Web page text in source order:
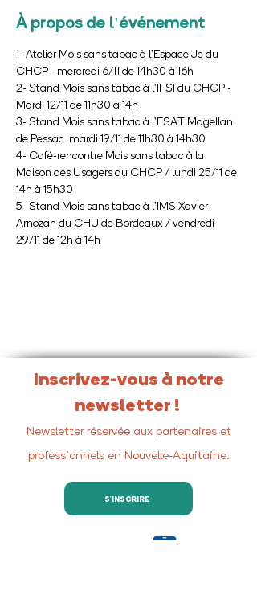
À propos de l'événement
1- Atelier Mois sans tabac à l'Espace Je du
CHCP - mercredi 6/11 de 14h30 à 16h
2- Stand Mois sans tabac à l'IFSI du CHCP -
Mardi 12/11 de 11h30 à 14h
3- Stand Mois sans tabac à l'ESAT Magellan
de Pessac  mardi 19/11 de 11h30 à 14h30
4- Café-rencontre Mois sans tabac à la
Maison des Usagers du CHCP / lundi 25/11 de
14h à 15h30
5- Stand Mois sans tabac à l'IMS Xavier
Arnozan du CHU de Bordeaux / vendredi
29/11 de 12h à 14h
Inscrivez-vous à notre
newsletter !
Newsletter réservée aux partenaires et
professionnels en Nouvelle-Aquitaine.
S'INSCRIRE